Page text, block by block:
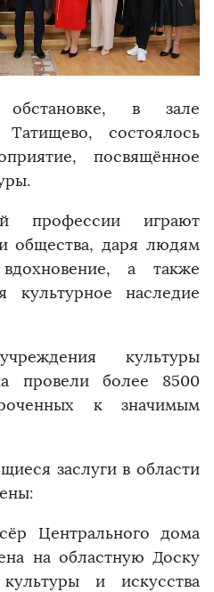
в зале
состоялось
посвящённое
профессии играют
общества, даря людям
а также
культурное наследие
культуры
провели более 8500
к значимым
заслуги в области
Центрального дома
на областную Доску
и искусства